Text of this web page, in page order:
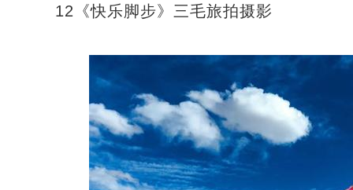
12《快乐脚步》三毛旅拍摄影